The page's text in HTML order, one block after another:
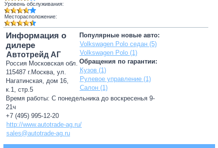
Уровень обслуживания:
Месторасположение:
Популярные новые авто:
Volkswagen Polo седан (5)
Volkswagen Polo (1)
Обращения по гарантии:
Кузов (1)
Рулевое управление (1)
Салон (1)
Информация о
дилере
Автотрейд АГ
Россия Московская обл.
115487 г.Москва, ул.
Нагатинская, дом 16,
к.1, стр.5
Время работы: С понедельника до воскресенья 9-
21ч
+7 (495) 995-12-20
http://www.autotrade-ag.ru/
sales@autotrade-ag.ru